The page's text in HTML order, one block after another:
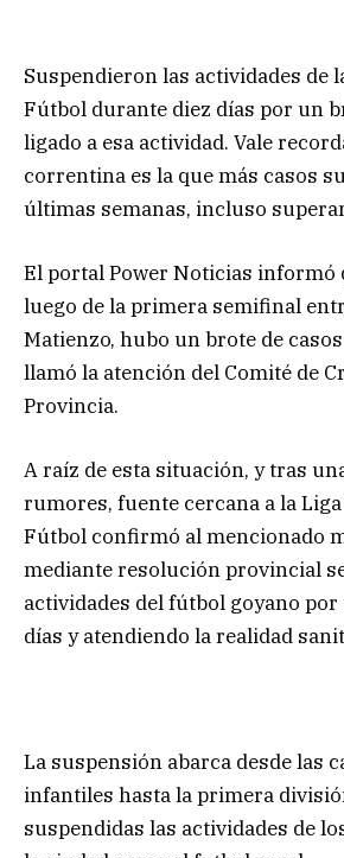
Suspendieron las actividades de
Fútbol durante diez días por un
ligado a esa actividad. Vale
correntina es la que más casos
últimas semanas, incluso
El portal Power Noticias informó
luego de la primera semifinal
Matienzo, hubo un brote de
llamó la atención del Comité de
Provincia.
A raíz de esta situación, y tras
rumores, fuente cercana a la Liga
Fútbol confirmó al mencionado
mediante resolución provincial
actividades del fútbol goyano
días y atendiendo la realidad
La suspensión abarca desde las
infantiles hasta la primera
suspendidas las actividades de